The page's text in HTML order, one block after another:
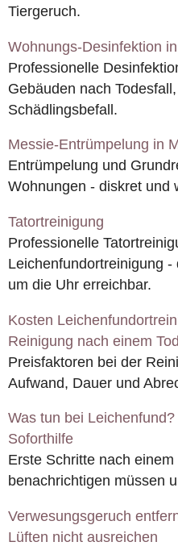
Tiergeruch.
Wohnungs-Desinfektion
Professionelle
Gebäuden nach
Schädlingsbefall.
Messie-Entrümpelung in
Entrümpelung und
Wohnungen - diskret und
Tatortreinigung
Professionelle
Leichenfundortreinigung
um die Uhr erreichbar.
Kosten
Reinigung nach einem
Preisfaktoren bei der
Aufwand, Dauer und
Was tun bei
Soforthilfe
Erste Schritte nach
benachrichtigen müssen
Verwesungsgeruch
Lüften nicht ausreichen